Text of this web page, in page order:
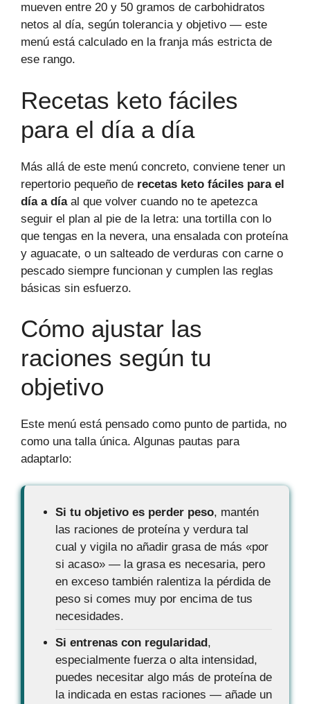
mueven entre 20 y 50 gramos de carbohidratos
netos al día, según tolerancia y objetivo — este
menú está calculado en la franja más estricta de
ese rango.
Recetas keto fáciles
para el día a día
Más allá de este menú concreto, conviene tener un
repertorio pequeño de recetas keto fáciles para el
día a díaal que volver cuando no te apetezca
seguir el plan al pie de la letra: una tortilla con lo
que tengas en la nevera, una ensalada con proteína
y aguacate, o un salteado de verduras con carne o
pescado siempre funcionan y cumplen las reglas
básicas sin esfuerzo.
Cómo ajustar las
raciones según tu
objetivo
Este menú está pensado como punto de partida, no
como una talla única. Algunas pautas para
adaptarlo:
Si tu objetivo es perder peso, mantén
las raciones de proteína y verdura tal
cual y vigila no añadir grasa de más «por
si acaso» — la grasa es necesaria, pero
en exceso también ralentiza la pérdida de
peso si comes muy por encima de tus
necesidades.
Si entrenas con regularidad,
especialmente fuerza o alta intensidad,
puedes necesitar algo más de proteína de
la indicada en estas raciones — añade un